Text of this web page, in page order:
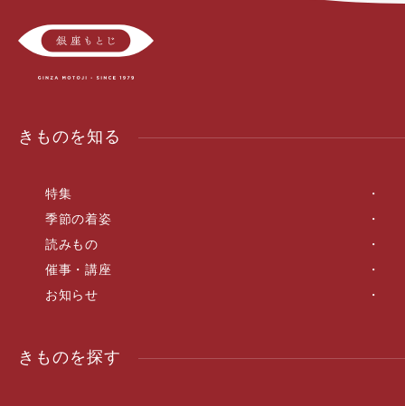
きものを知る
特集
季節の着姿
読みもの
催事・講座
お知らせ
きものを探す